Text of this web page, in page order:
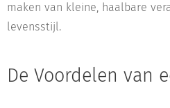
maken van kleine, haalbare
levensstijl.
De Voordelen van